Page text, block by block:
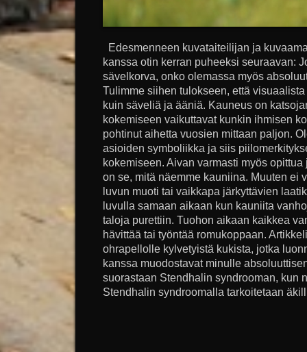
Edesmenneen kuvataiteilijan ja
kanssa otin kerran puheeksi seuraavan:
sävelkorva, onko olemassa myös
Tulimme siihen tulokseen, että
kuin säveliä ja ääniä. Kauneus on
kokemiseen vaikuttavat kunkin ihmisen
pohtinut aihetta vuosien mittaan paljon.
asioiden symboliikka ja siis
kokemiseen. Aivan varmasti myös
on se, mitä näemme kauniina. Muuten ei
luvun muoti tai vaikkapa järkyttävien
luvulla samaan aikaan kun kauniita
taloja purettiin. Tuohon aikaan kaikkea
hävittää tai työntää romukoppaan.
ohrapellolle kylvetyistä kukista, jotka
kanssa muodostavat minulle
suorastaan Stendhalin syndrooman, kun
Stendhalin syndroomalla tarkoitetaan